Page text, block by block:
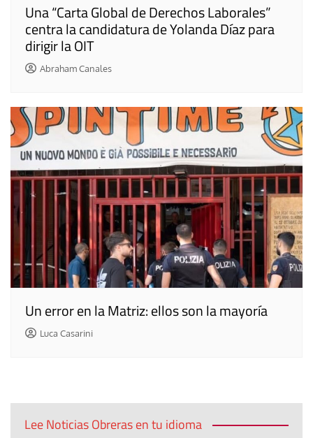
Una “Carta Global de Derechos Laborales”
centra la candidatura de Yolanda Díaz para
dirigir la OIT
Abraham Canales
Un error en la Matriz: ellos son la mayoría
Luca Casarini
Lee Noticias Obreras en tu idioma